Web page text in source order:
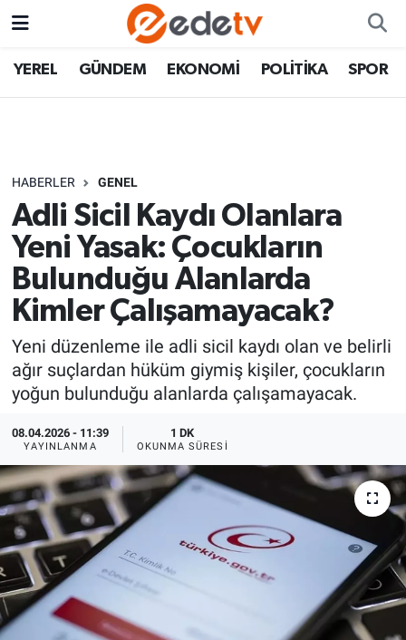
YEREL GÜNDEM EKONOMİ POLİTİKA SPOR
HABERLER GENEL
Adli Sicil Kaydı Olanlara
Yeni Yasak: Çocukların
Bulunduğu Alanlarda
Kimler Çalışamayacak?
Yeni düzenleme ile adli sicil kaydı olan ve belirli
ağır suçlardan hüküm giymiş kişiler, çocukların
yoğun bulunduğu alanlarda çalışamayacak.
08.04.2026 - 11:39
YAYINLANMA
1 DK
OKUNMA SÜRESI